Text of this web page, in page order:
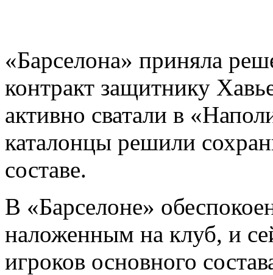
«Барселона» приняла
контракт защитнику
активно сватали в
каталонцы решили
составе.
В «Барселоне»
наложенным на клуб, и
игроков основного